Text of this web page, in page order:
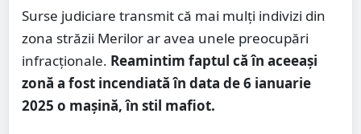
Surse judiciare transmit că mai mulți indivizi din
zona străzii Merilor ar avea unele preocupări
infracționale. Reamintim faptul că în aceeași
zonă a fost incendiată în data de 6 ianuarie
2025 o mașină, în stil mafiot.